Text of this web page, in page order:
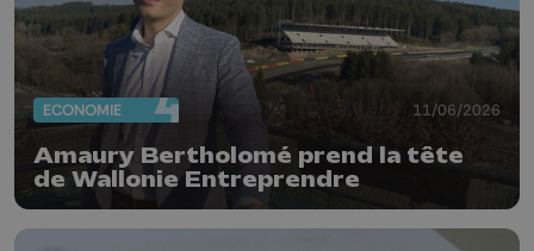
ECONOMIE 11/06/2026
Amaury Bertholomé prend la tête
de Wallonie Entreprendre